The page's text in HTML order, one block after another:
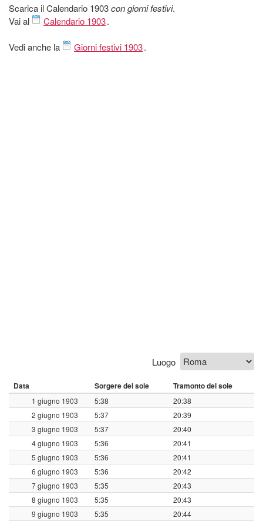
Scarica il Calendario 1903con giorni festivi.
Vai al
Calendario 1903.
Vedi anche la Giorni festivi 1903.
Luogo
Data Sorgere del sole Tramonto del sole
1 giugno 1903 5:38
20:38
2 giugno 1903
5:37
20:39
3 giugno 1903
5:37
20:40
4 giugno 1903
5:36
20:41
5 giugno 1903
5:36
20:41
6 giugno 1903
5:36
20:42
7 giugno 1903
5:35
20:43
8 giugno 1903
5:35
20:43
9 giugno 1903
5:35 20:44